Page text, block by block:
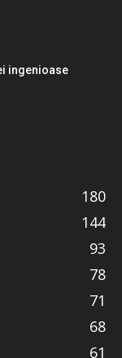
ingenioase
180
144
93
78
71
68
61